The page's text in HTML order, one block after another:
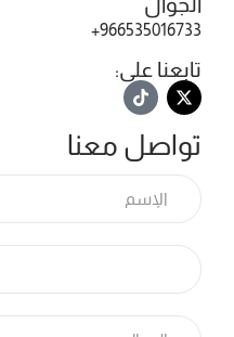
966535016733+
تابعنا على:
تواصل معنا